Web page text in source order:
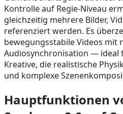
Kontrolle auf Regie-Niveau
gleichzeitig mehrere Bilder,
referenziert werden. Es
bewegungsstabile Videos mit
Audiosynchronisation — ideal
Kreative, die realistische
und komplexe
Hauptfunktionen